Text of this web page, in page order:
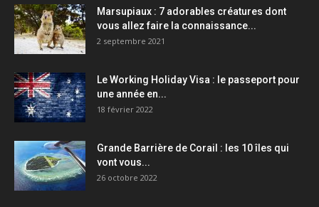
Marsupiaux : 7 adorables créatures dont
vous allez faire la connaissance...
2 septembre 2021
Le Working Holiday Visa : le passeport pour
une année en...
18 février 2022
Grande Barrière de Corail : les 10 îles qui
vont vous...
26 octobre 2022